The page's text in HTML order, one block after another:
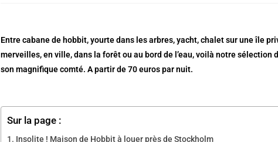
Entre cabane de hobbit, yourte dans les arbres, yacht, chalet sur une île
merveilles, en ville, dans la forêt ou au bord de l’eau, voilà notre
son magnifique comté. A partir de 70 euros par nuit.
Sur la page :
Insolite ! Maison de Hobbit à louer près de Stockholm